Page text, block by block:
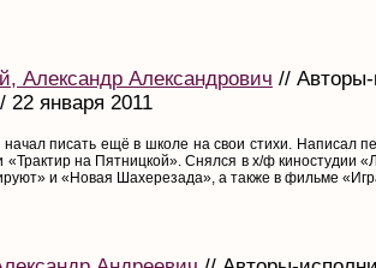
Александр Александрович //
22 января 2011
начал писать ещё в школе на свои стихи. Написал
«Трактир на Пятницкой». Снялся в х/ф киностудии
и «Новая Шахерезада», а также в фильме